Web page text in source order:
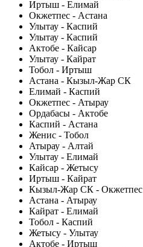
Иртыш - Елимай
Окжетпес - Астана
Улытау - Каспий
Улытау - Каспий
Актобе - Кайсар
Улытау - Кайрат
Тобол - Иртыш
Астана - Кызыл-Жар СК
Елимай - Каспий
Окжетпес - Атырау
Ордабасы - Актобе
Каспий - Астана
Женис - Тобол
Атырау - Алтай
Улытау - Елимай
Кайсар - Жетысу
Иртыш - Кайрат
Кызыл-Жар СК - Окжетпес
Астана - Атырау
Кайрат - Елимай
Тобол - Каспий
Жетысу - Улытау
Актобе - Иртыш